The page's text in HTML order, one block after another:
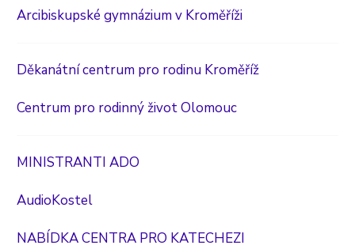
Arcibiskupské gymnázium v Kroměříži
Děkanátní centrum pro rodinu Kroměříž
Centrum pro rodinný život Olomouc
MINISTRANTI ADO
AudioKostel
NABÍDKA CENTRA PRO KATECHEZI